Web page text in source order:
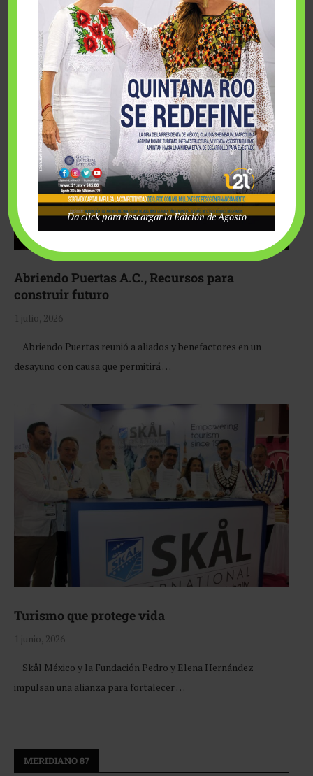
Fairmont Mayakoba y Make-A-Wish México unieron
esfuerzos para hacer realidad el deseo de una …
Abriendo Puertas A.C., Recursos para
construir futuro
1 julio, 2026
Abriendo Puertas reunió a aliados y benefactores en un
desayuno con causa que permitirá …
Turismo que protege vida
1 junio, 2026
Skål México y la Fundación Pedro y Elena Hernández
impulsan una alianza para fortalecer …
MERIDIANO 87
Da click para descargar la Edición de Agosto